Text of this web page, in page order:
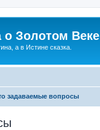
о Золотом Веке
а в Истине сказка.
задаваемые вопросы